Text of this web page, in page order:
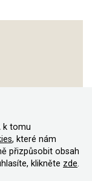
práva
k tomu
, které nám
přizpůsobit obsah
klikněte zde.